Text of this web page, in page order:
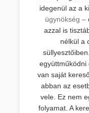
idegenül az a
ügynökség –
azzal is
nélkül a
együttműködni
van saját
abban az
vele. Ez nem
folyamat. A